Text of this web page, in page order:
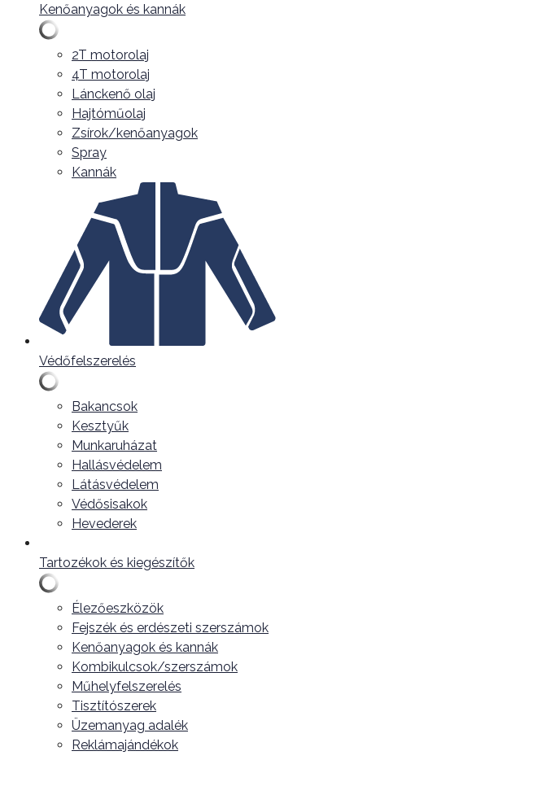
Kenőanyagok és kannák
2T motorolaj
4T motorolaj
Lánckenő olaj
Hajtóműolaj
Zsírok/kenőanyagok
Spray
Kannák
Védőfelszerelés
Bakancsok
Kesztyűk
Munkaruházat
Hallásvédelem
Látásvédelem
Védősisakok
Hevederek
Tartozékok és kiegészítők
Élezőeszközök
Fejszék és erdészeti szerszámok
Kenőanyagok és kannák
Kombikulcsok/szerszámok
Műhelyfelszerelés
Tisztítószerek
Üzemanyag adalék
Reklámajándékok